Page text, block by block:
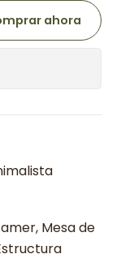
ahora
Mesa de